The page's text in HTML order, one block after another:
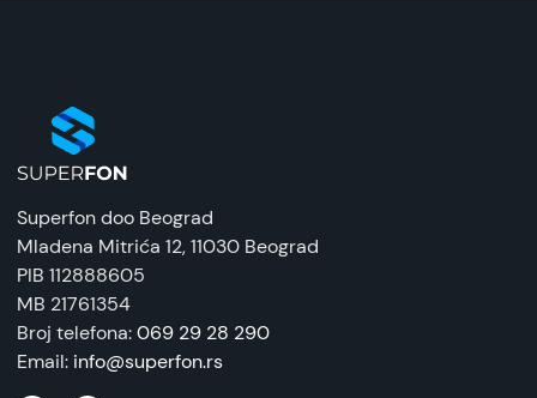
Superfon doo Beograd
Mladena Mitrića 12, 11030 Beograd
PIB 112888605
MB 21761354
Broj telefona:069 29 28 290
Email: info@superfon.rs